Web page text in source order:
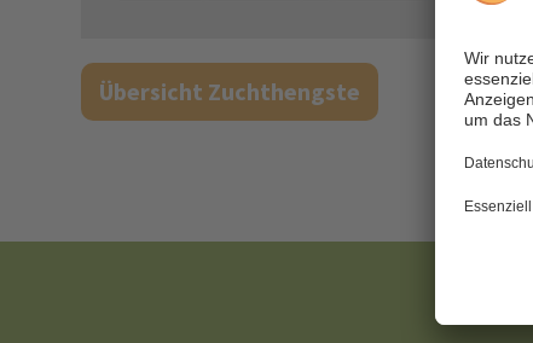
Übersicht Zuchthengste